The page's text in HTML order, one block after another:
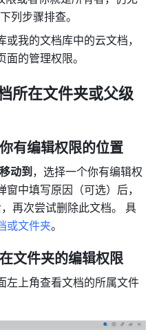
列步骤排查。
我的文档库中的云文档，
的管理权限。
所在文件夹或父级
有编辑权限的位置
移动到，选择一个你有编辑权
中填写原因（可选）后，
再次尝试删除此文档。 具
或文件夹。
文件夹的编辑权限
左上角查看文档的所属文件